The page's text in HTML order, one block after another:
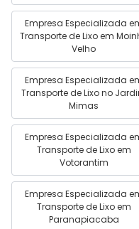
Empresa Especializada
Transporte de Lixo em
Velho
Empresa Especializada
Transporte de Lixo no
Mimas
Empresa Especializada
Transporte de Lixo em
Votorantim
Empresa Especializada
Transporte de Lixo em
Paranapiacaba